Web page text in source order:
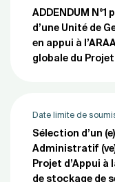
ADDENDUM
d’une Unité de
en appui à
globale du Projet
Date limite de
Sélection d’un
Administratif
Projet d’Appui
de stockage de